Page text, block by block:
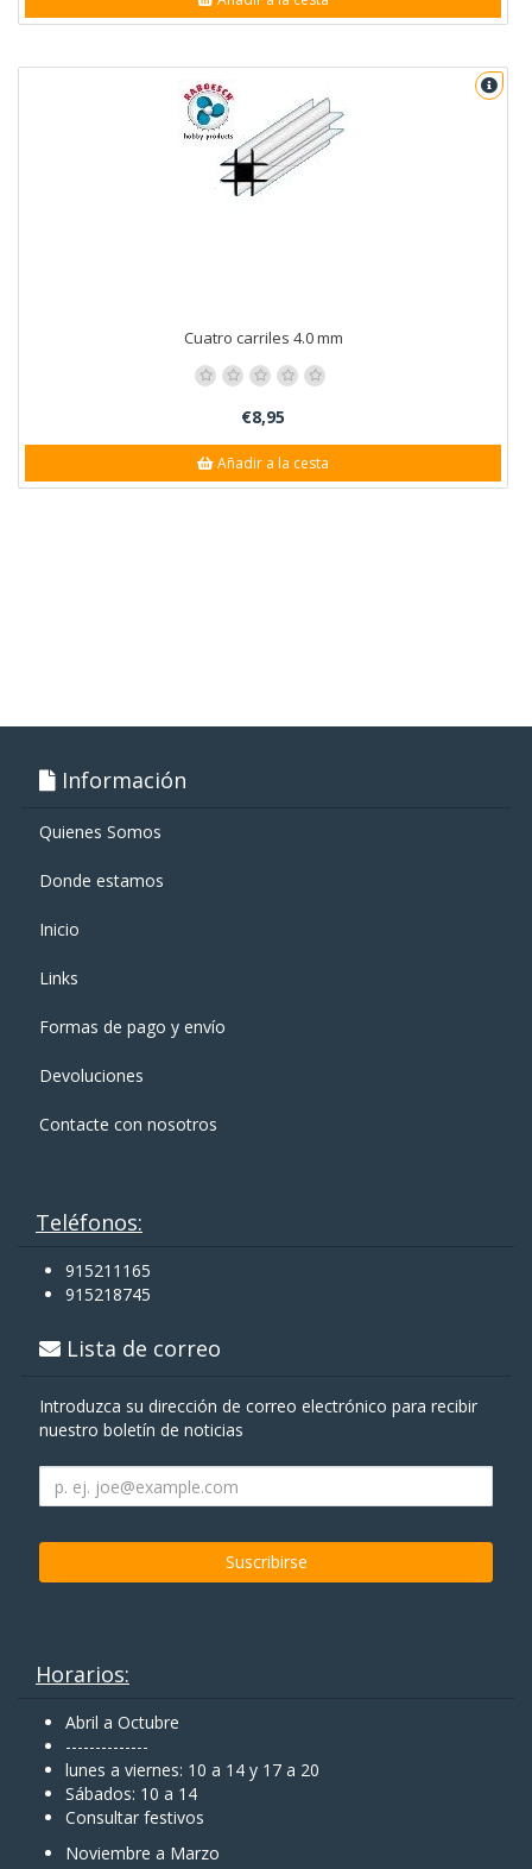
Cuatro carriles 4.0 mm
€8,95
Añadir a la cesta
Información
Quienes Somos
Donde estamos
Inicio
Links
Formas de pago y enví­o
Devoluciones
Contacte con nosotros
Teléfonos:
915211165
915218745
Lista de correo
Introduzca su dirección de correo electrónico para recibir
nuestro boletín de noticias
Horarios:
Abril a Octubre
--------------
lunes a viernes: 10 a 14 y 17 a 20
Sábados: 10 a 14
Consultar festivos
Noviembre a Marzo